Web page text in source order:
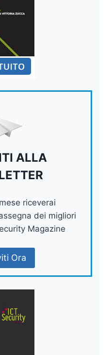
ALLA
riceverai
dei migliori
Magazine
Ora